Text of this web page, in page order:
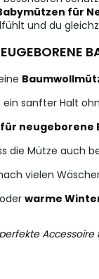
für
und du
ein sanfter Halt
neugeborene
die Mütze auch
vielen
warme